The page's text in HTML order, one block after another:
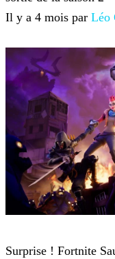
Il y a 4 mois par Léo
Surprise ! Fortnite